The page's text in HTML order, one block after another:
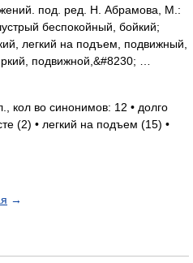
под. ред. Н. Абрамова, М.:
беспокойный, бойкий;
легкий на подъем, подвижный,
подвижной,&#8230; …
кол во синонимов: 12 • долго
(2) • легкий на подъем (15) •
→